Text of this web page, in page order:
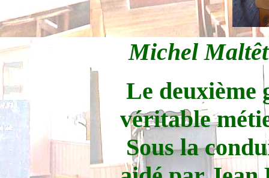
Michel
Le deuxième
véritable
Sous la